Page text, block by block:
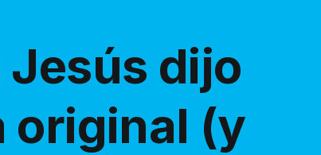
dijo
original (y